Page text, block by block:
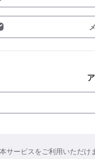
サービスをご利用いただけ